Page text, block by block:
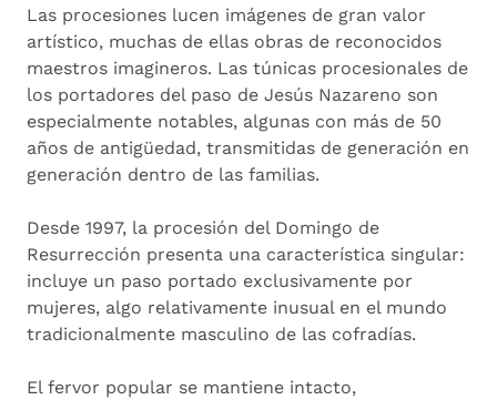
Las procesiones lucen imágenes de gran valor
artístico, muchas de ellas obras de reconocidos
maestros imagineros. Las túnicas procesionales de
los portadores del paso de Jesús Nazareno son
especialmente notables, algunas con más de 50
años de antigüedad, transmitidas de generación en
generación dentro de las familias.
Desde 1997, la procesión del Domingo de
Resurrección presenta una característica singular:
incluye un paso portado exclusivamente por
mujeres, algo relativamente inusual en el mundo
tradicionalmente masculino de las cofradías.
El fervor popular se mantiene intacto,